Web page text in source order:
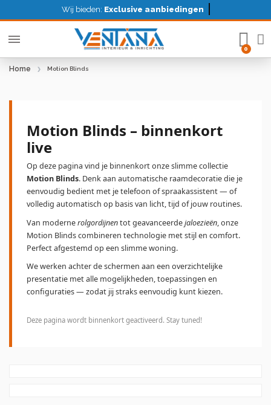
Wij bieden: Exclusive aanbiedingen
Home Motion Blinds
Motion Blinds – binnenkort
live
Op deze pagina vind je binnenkort onze slimme collectie
Motion Blinds. Denk aan automatische raamdecoratie die je
eenvoudig bedient met je telefoon of spraakassistent — of
volledig automatisch op basis van licht, tijd of jouw routines.
Van modernerolgordijnentot geavanceerdejaloezieën, onze
Motion Blinds combineren technologie met stijl en comfort.
Perfect afgestemd op een slimme woning.
We werken achter de schermen aan een overzichtelijke
presentatie met alle mogelijkheden, toepassingen en
configuraties — zodat jij straks eenvoudig kunt kiezen.
Deze pagina wordt binnenkort geactiveerd. Stay tuned!